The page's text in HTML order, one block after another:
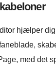
hjælper
med det